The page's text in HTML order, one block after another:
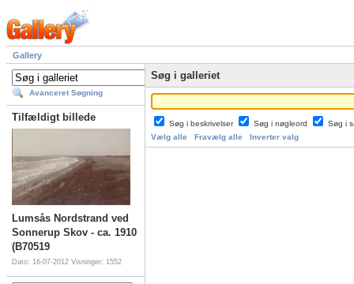
Gallery
Avanceret Søgning
Tilfældigt billede
Lumsås Nordstrand ved
Sonnerup Skov - ca. 1910
(B70519
Dato: 16-07-2012 Visninger: 1552
Søg i galleriet
Søg i beskrivelser Søg i nøgleord
Søg i
Vælg alle
Fravælg alle Inverter valg